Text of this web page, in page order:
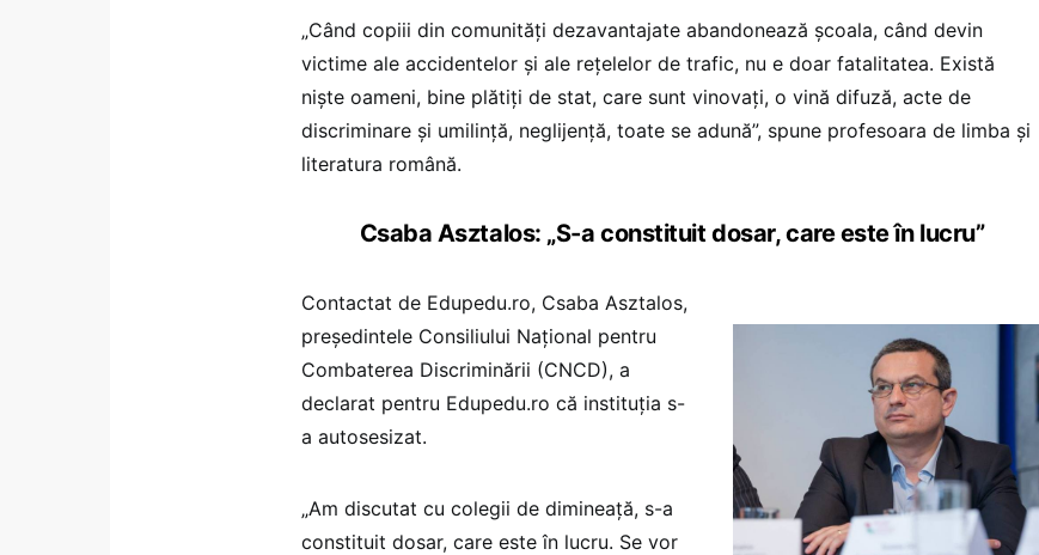
„Când copiii din comunități dezavantajate abandonează școala, când devin
victime ale accidentelor și ale rețelelor de trafic, nu e doar fatalitatea. Există
niște oameni, bine plătiți de stat, care sunt vinovați, o vină difuză, acte de
discriminare și umilință, neglijență, toate se adună”, spune profesoara de limba și
literatura română.
Csaba Asztalos: „S-a constituit dosar, care este în lucru”
Contactat de Edupedu.ro, Csaba Asztalos,
președintele Consiliului Național pentru
Combaterea Discriminării (CNCD), a
declarat pentru Edupedu.ro că instituția s-
a autosesizat.
„Am discutat cu colegii de dimineață, s-a
constituit dosar, care este în lucru. Se vor